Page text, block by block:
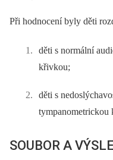
Při hodnocení byly děti
děti s normální
křivkou;
děti s
tympanometrickou
SOUBOR A